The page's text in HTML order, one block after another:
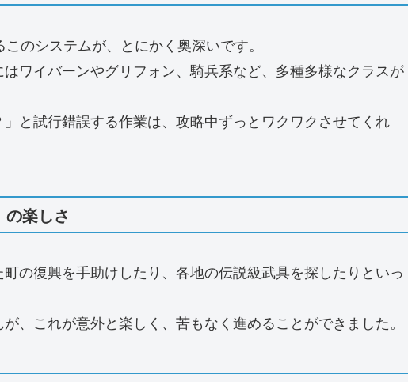
のシステムが、とにかく奥深いです。
ワイバーンやグリフォン、騎兵系など、多種多様なクラスが
」と試行錯誤する作業は、攻略中ずっとワクワクさせてくれ
楽しさ
の復興を手助けしたり、各地の伝説級武具を探したりといっ
、これが意外と楽しく、苦もなく進めることができました。